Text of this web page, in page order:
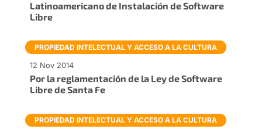
Latinoamericano de Instalación de Software
Libre
Por la reglamentación de la Ley de Software
Libre de Santa Fe
12 Nov 2014
PROPIEDAD INTELECTUAL Y ACCESO A LA CULTURA
PROPIEDAD INTELECTUAL Y ACCESO A LA CULTURA